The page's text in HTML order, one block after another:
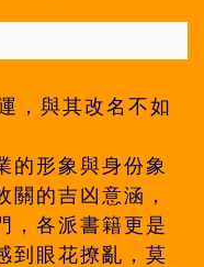
，與其改名不如
的形象與身份象
關的吉凶意涵，
，各派書籍更是
到眼花撩亂，莫